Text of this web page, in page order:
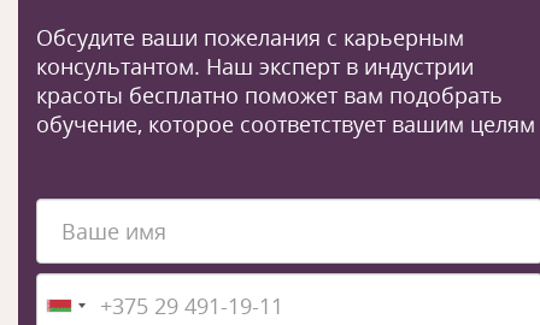
Обсудите ваши пожелания с карьерным
консультантом. Наш эксперт в индустрии
красоты бесплатно поможет вам подобрать
обучение, которое соответствует вашим целям